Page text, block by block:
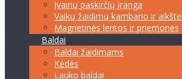
Įvairių paskirčių įranga
Vaikų žaidimų kambario ir
Magnetinės lentos ir priemonės
Baldai
Baldai žaidimams
Kėdės
Lauko baldai